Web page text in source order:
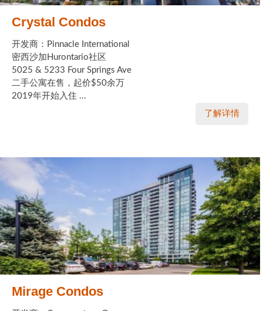
Crystal Condos
开发商：Pinnacle International
密西沙加Hurontario社区
5025 & 5233 Four Springs Ave
二手公寓在售，起价$50余万
2019年开始入住 ...
了解详情
Mirage Condos